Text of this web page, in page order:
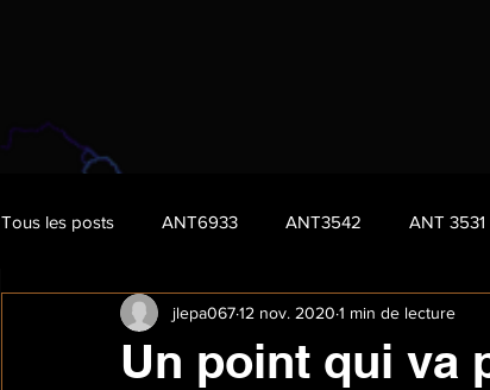
Tous les posts ANT6933 ANT3542 ANT 3531
Un point qui va
jlepa06712 nov. 2020 1 min de lecture